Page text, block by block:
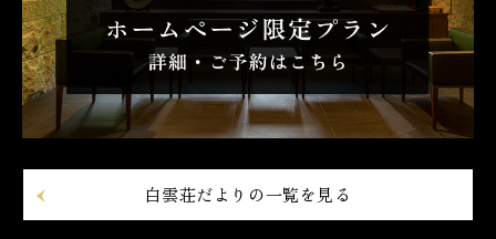
白雲荘だよりの一覧を見る